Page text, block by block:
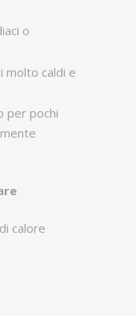
o
molto caldi e
per pochi
calore